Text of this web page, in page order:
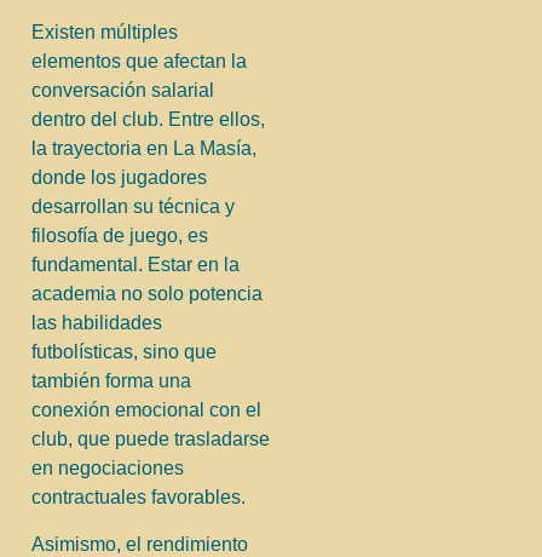
Existen múltiples
elementos que afectan la
conversación salarial
dentro del club. Entre ellos,
la trayectoria en La Masía,
donde los jugadores
desarrollan su técnica y
filosofía de juego, es
fundamental. Estar en la
academia no solo potencia
las habilidades
futbolísticas, sino que
también forma una
conexión emocional con el
club, que puede trasladarse
en negociaciones
contractuales favorables.
Asimismo, el rendimiento